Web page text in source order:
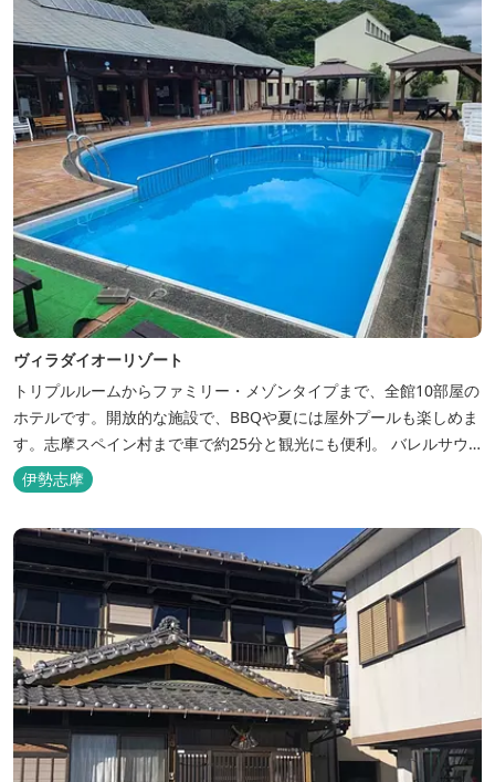
ヴィラダイオーリゾート
トリプルルームからファミリー・メゾンタイプまで、全館10部屋の
ホテルです。開放的な施設で、BBQや夏には屋外プールも楽しめま
す。志摩スペイン村まで車で約25分と観光にも便利。 バレルサウ
ナをはじめました。
伊勢志摩